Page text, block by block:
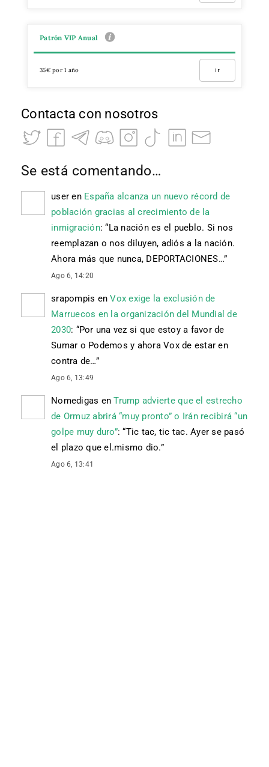
Patrón VIP Anual
35€ por 1 año Ir
Contacta con nosotros
Se está comentando…
user en España alcanza un nuevo récord de
población gracias al crecimiento de la
inmigración: “La nación es el pueblo. Si nos
reemplazan o nos diluyen, adiós a la nación.
Ahora más que nunca, DEPORTACIONES…”
Ago 6, 14:20
srapompis enVox exige la exclusión de
Marruecos en la organización del Mundial de
2030: “Por una vez si que estoy a favor de
Sumar o Podemos y ahora Vox de estar en
contra de…”
Ago 6, 13:49
Nomedigas enTrump advierte que el estrecho
de Ormuz abrirá “muy pronto” o Irán recibirá “un
golpe muy duro”: “Tic tac, tic tac. Ayer se pasó
el plazo que el.mismo dio.”
Ago 6, 13:41